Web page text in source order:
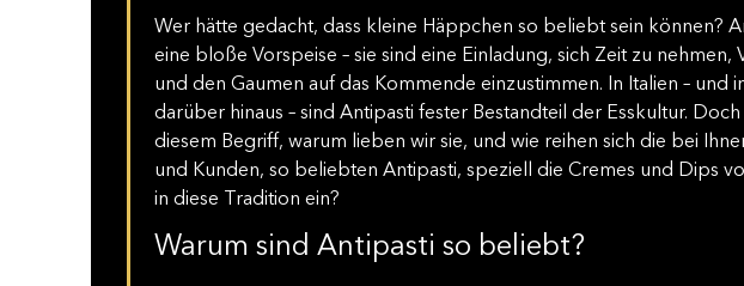
Wer hätte gedacht, dass kleine Häppchen so beliebt sein können?
eine bloße Vorspeise – sie sind eine Einladung, sich Zeit zu nehmen,
und den Gaumen auf das Kommende einzustimmen. In Italien – und
darüber hinaus – sind Antipasti fester Bestandteil der Esskultur.
diesem Begriff, warum lieben wir sie, und wie reihen sich die bei
und Kunden, so beliebten Antipasti, speziell die Cremes und Dips
in diese Tradition ein?
Warum sind Antipasti so beliebt?